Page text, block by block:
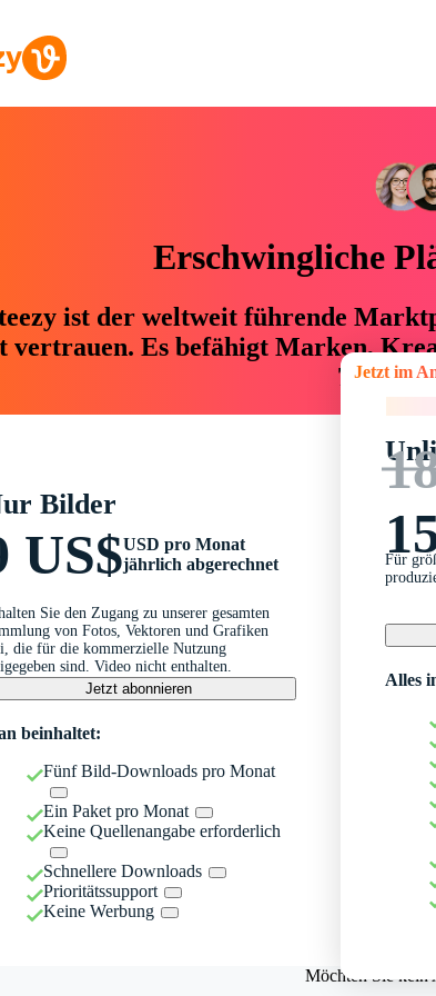
Erschwingliche
ist der weltweit führende
vertrauen. Es befähigt Marken,
76 %
Bilder
US$USD pro Monat
jährlich abgerechnet
Sie den Zugang zu unserer gesamten
von Fotos, Vektoren und Grafiken
die für die kommerzielle Nutzung
sind. Video nicht enthalten.
Jetzt abonnieren
beinhaltet:
Fünf Bild-Downloads pro Monat
Ein Paket pro Monat
Keine Quellenangabe erforderlich
Schnellere Downloads
Prioritätssupport
Keine Werbung
Jetzt im
Für
Alles
Möchten Sie kein